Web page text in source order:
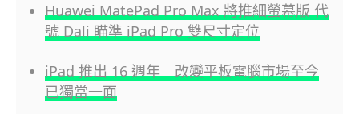
Huawei MatePad Pro Max 將推細螢幕版 代
號 Dali 瞄準 iPad Pro 雙尺寸定位
iPad 推出 16 週年 改變平板電腦市場至今
已獨當一面